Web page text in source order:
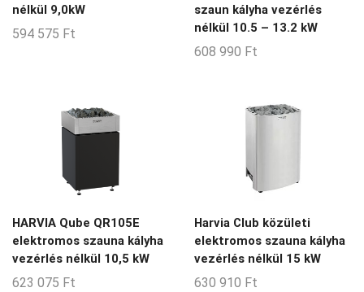
13-23-m3
15-16-m3
15-17-m3
15-20-m3
15-28-m3
nélkül 9,0kW
594 575 Ft
szaun kályha vezérlés
nélkül 10.5 – 13.2 kW
608 990 Ft
HARVIA Qube QR105E
elektromos szauna kályha
vezérlés nélkül 10,5 kW
623 075 Ft
Harvia Club közületi
elektromos szauna kályha
vezérlés nélkül 15 kW
630 910 Ft